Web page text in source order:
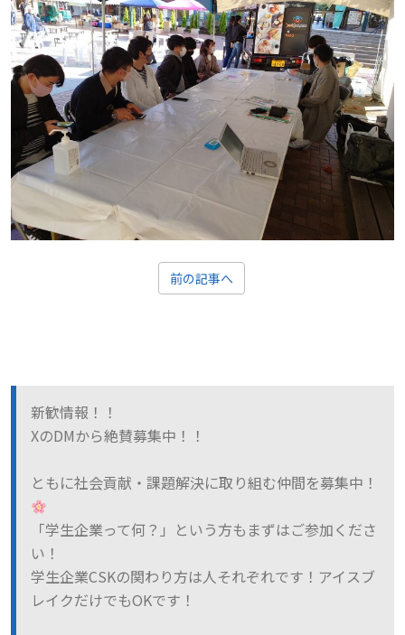
前の記事へ
新歓情報！！
XのDMから絶賛募集中！！
ともに社会貢献・課題解決に取り組む仲間を募集中！
「学生企業って何？」という方もまずはご参加くださ
い！
学生企業CSKの関わり方は人それぞれです！アイスブ
レイクだけでもOKです！